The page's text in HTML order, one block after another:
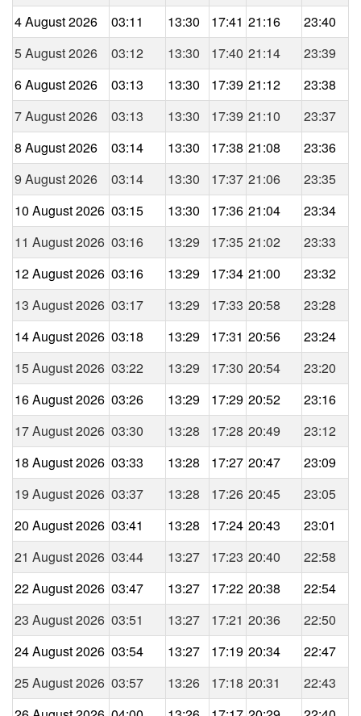
4 August 2026
03:11 13:30 17:41 21:16
23:40
5 August 2026
03:12 13:30 17:40 21:14
23:39
6 August 2026
03:13 13:30 17:39 21:12
23:38
7 August 2026
03:13 13:30 17:39 21:10
23:37
8 August 2026
03:14 13:30 17:38 21:08
23:36
9 August 2026
03:14 13:30 17:37 21:06
23:35
10 August 2026 03:15 13:30 17:36 21:04
23:34
11 August 2026 03:16 13:29 17:35 21:02
23:33
12 August 2026 03:16 13:29 17:34 21:00
23:32
13 August 2026 03:17 13:29 17:33 20:58
23:28
14 August 2026 03:18 13:29 17:31 20:56
23:24
15 August 2026 03:22 13:29 17:30 20:54
23:20
16 August 2026 03:26 13:29 17:29 20:52
23:16
17 August 2026 03:30 13:28 17:28 20:49
23:12
18 August 2026 03:33 13:28 17:27 20:47
23:09
19 August 2026 03:37 13:28 17:26 20:45
23:05
20 August 2026 03:41 13:28 17:24 20:43
23:01
21 August 2026 03:44 13:27 17:23 20:40
22:58
22 August 2026 03:47 13:27 17:22 20:38
22:54
23 August 2026 03:51 13:27 17:21 20:36
22:50
24 August 2026 03:54 13:27 17:19 20:34
22:47
25 August 2026 03:57 13:26 17:18 20:31
22:43